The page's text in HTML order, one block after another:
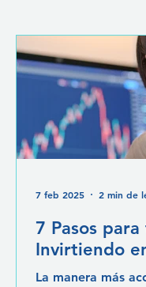
7 Pasos
Invirtiendo
La manera más
7 feb 2025 2 min de